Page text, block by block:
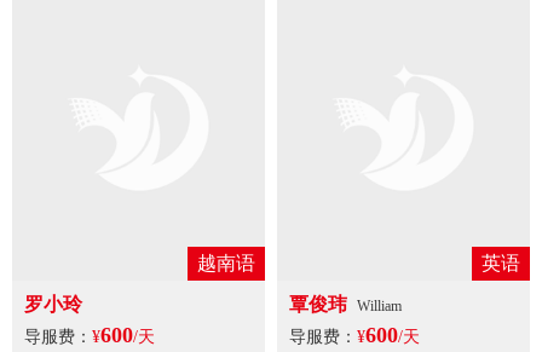
越南语
罗小玲
导服费： ¥600/天
英语
覃俊玮
William
导服费： ¥600/天